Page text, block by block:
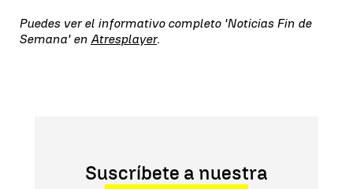
Puedes ver el informativo completo 'Noticias Fin de
Semana' en Atresplayer.
Suscríbete a nuestra